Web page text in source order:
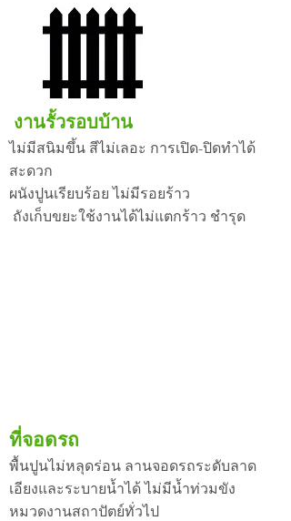
งานรั้วรอบบ้าน
ไม่มีสนิมขึ้น สีไม่เลอะ การเปิด-ปิดทำได้
สะดวก
ผนังปูนเรียบร้อย ไม่มีรอยร้าว
ถังเก็บขยะใช้งานได้ไม่แตกร้าว ชำรุด
ที่จอดรถ
พื้นปูนไม่หลุดร่อน ลานจอดรถระดับลาด
เอียงและระบายน้ำได้ ไม่มีน้ำท่วมขัง
หมวดงานสถาปัตย์ทั่วไป